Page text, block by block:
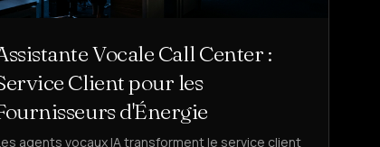
Vocale Call Center :
Client pour les
d'Énergie
agents vocaux IA transforment le service client